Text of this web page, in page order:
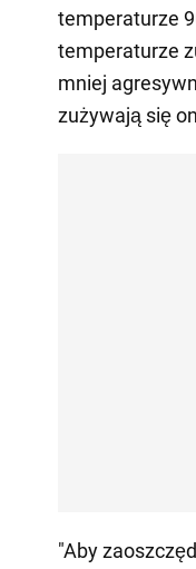
temperaturze
temperaturze
mniej
zużywają się
"Aby